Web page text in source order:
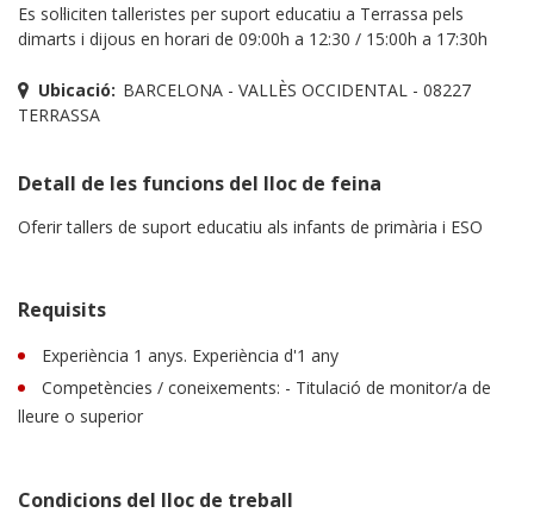
Es sol·liciten talleristes per suport educatiu a Terrassa pels
dimarts i dijous en horari de 09:00h a 12:30 / 15:00h a 17:30h
Ubicació: BARCELONA - VALLÈS OCCIDENTAL - 08227
TERRASSA
Detall de les funcions del lloc de feina
Oferir tallers de suport educatiu als infants de primària i ESO
Requisits
Experiència 1 anys. Experiència d'1 any
Competències / coneixements: - Titulació de monitor/a de
lleure o superior
Condicions del lloc de treball